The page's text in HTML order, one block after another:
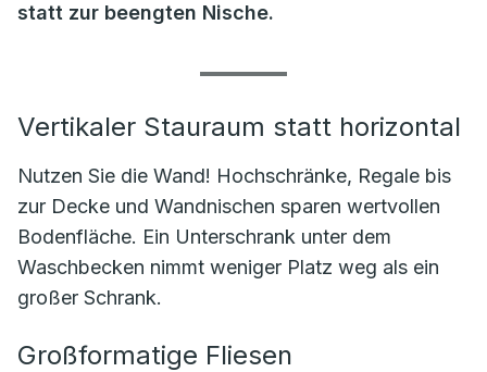
statt zur beengten Nische.
Vertikaler Stauraum statt horizontal
Nutzen Sie die Wand! Hochschränke, Regale bis
zur Decke und Wandnischen sparen wertvollen
Bodenfläche. Ein Unterschrank unter dem
Waschbecken nimmt weniger Platz weg als ein
großer Schrank.
Großformatige Fliesen